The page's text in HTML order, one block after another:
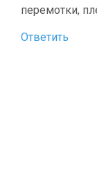
перемотки,
Ответить